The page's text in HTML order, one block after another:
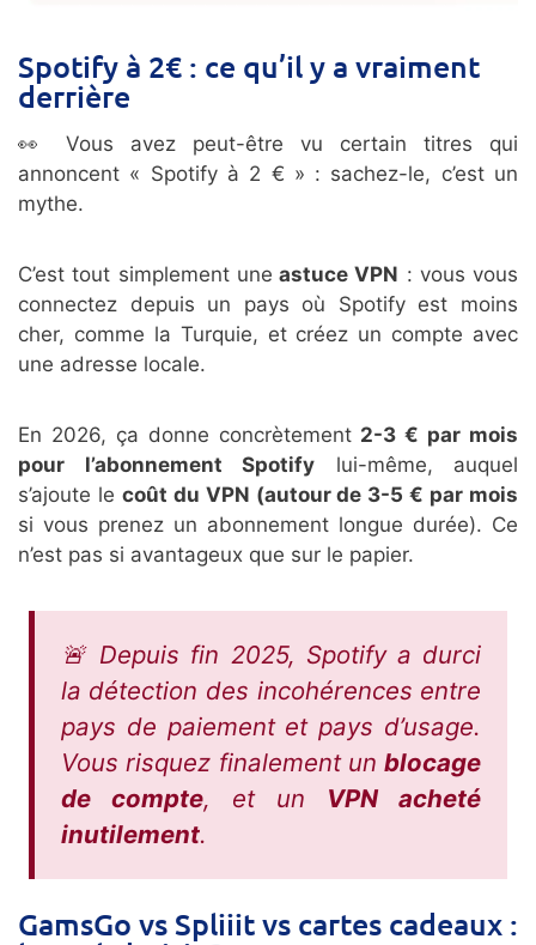
Spotify à 2€ : ce qu’il y a vraiment
derrière
👀 Vous avez peut-être vu certain titres qui
annoncent « Spotify à 2 € » : sachez-le, c’est un
mythe.
C’est tout simplement une astuce VPN : vous vous
connectez depuis un pays où Spotify est moins
cher, comme la Turquie, et créez un compte avec
une adresse locale.
En 2026, ça donne concrètement 2-3 € par mois
pour l’abonnement Spotify lui-même, auquel
s’ajoute le coût du VPN (autour de 3-5 € par mois
si vous prenez un abonnement longue durée). Ce
n’est pas si avantageux que sur le papier.
🚨 Depuis fin 2025, Spotify a durci
la détection des incohérences entre
pays de paiement et pays d’usage.
Vous risquez finalement unblocage
de compte, et un VPN acheté
inutilement.
GamsGo vs Spliiit vs cartes cadeaux :